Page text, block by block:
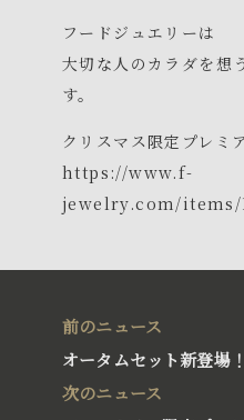
ブリス
フードジュエリーは
大切な人のカラダを想
す。
クリスマス限定プレミ
https://www.f-
jewelry.com/items/
前のニュース
オータムセット新登場！
次のニュース